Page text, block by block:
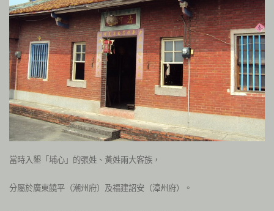
當時入墾「埔心」的張姓、黃姓兩大客族，
分屬於廣東饒平（潮州府）及福建詔安（漳州府）。